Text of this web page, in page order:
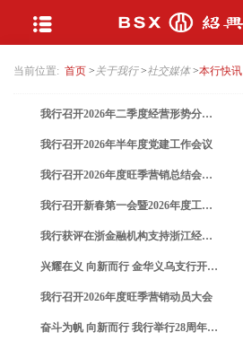
当前位置: 首页 > 关于我行 >社交媒体 >本行快讯
我行召开2026年二季度经营形势分析会暨半年度工作会议
我行召开2026年半年度党建工作会议
我行召开2026年度旺季营销总结会暨一季度经营分析会
我行召开新春第一会暨2026年度工作会议
我行获评在浙金融机构支持浙江经济社会发展成绩突出集体
兴耀在义 向新而行 金华义乌支行开业典礼仪式隆重举行
我行召开2026年度旺季营销动员大会
奋斗为帆 向新而行 我行举行28周年“公司日”活动